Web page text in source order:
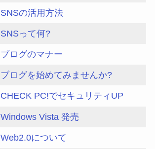
SNSの活用方法
SNSって何?
ブログのマナー
ブログを始めてみませんか?
CHECK PC!でセキュリティUP
Windows Vista 発売
Web2.0について